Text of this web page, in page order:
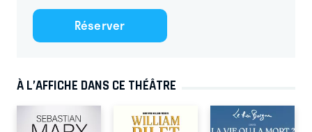
Réserver
À L’AFFICHE DANS CE THÉÂTRE